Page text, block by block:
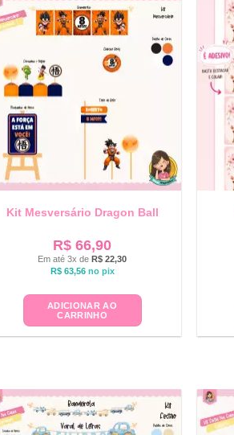
Kit Mesversário Dragon Ball
R$ 66,90
Em até 3x deR$ 22,30
R$63,56 no pix
ADICIONAR AO
CARRINHO